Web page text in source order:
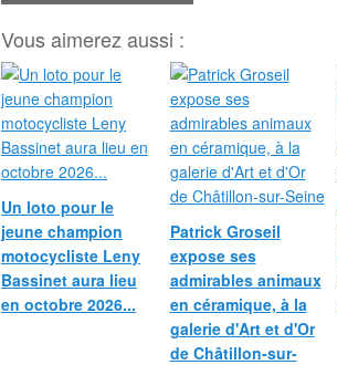
Vous aimerez aussi :
Un loto pour le
jeune champion
motocycliste Leny
Bassinet aura lieu
en octobre 2026...
Patrick Groseil
expose ses
admirables animaux
en céramique, à la
galerie d'Art et d'Or
de Châtillon-sur-